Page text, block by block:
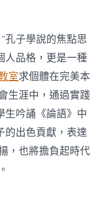
孔子學說的焦點思
人品格，更是一種
室求個體在完美本
生涯中，通過實踐
生吟誦《論語》中
的出色貢獻，表達
，也將擔負起時代